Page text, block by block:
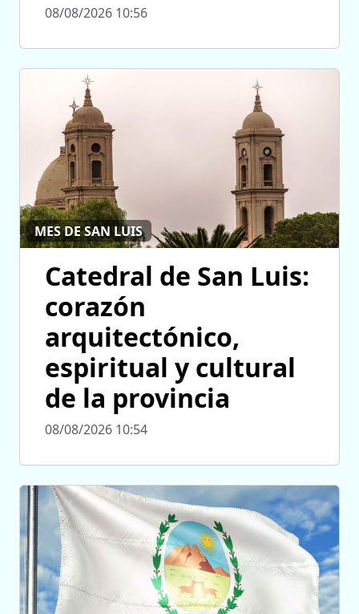
08/08/2026 10:56
MES DE SAN LUIS
Catedral de San Luis:
corazón
arquitectónico,
espiritual y cultural
de la provincia
08/08/2026 10:54